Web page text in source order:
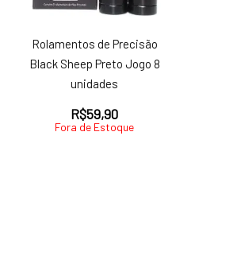
Rolamentos de Precisão
Black Sheep Preto Jogo 8
unidades
R$59,90
Fora de Estoque